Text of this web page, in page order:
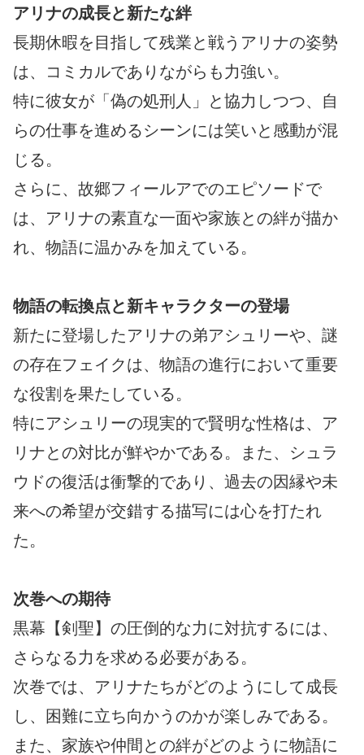
アリナの成長と新たな絆
長期休暇を目指して残業と戦うアリナの姿勢
は、コミカルでありながらも力強い。
特に彼女が「偽の処刑人」と協力しつつ、自
らの仕事を進めるシーンには笑いと感動が混
じる。
さらに、故郷フィールアでのエピソードで
は、アリナの素直な一面や家族との絆が描か
れ、物語に温かみを加えている。
物語の転換点と新キャラクターの登場
新たに登場したアリナの弟アシュリーや、謎
の存在フェイクは、物語の進行において重要
な役割を果たしている。
特にアシュリーの現実的で賢明な性格は、ア
リナとの対比が鮮やかである。また、シュラ
ウドの復活は衝撃的であり、過去の因縁や未
来への希望が交錯する描写には心を打たれ
た。
次巻への期待
黒幕【剣聖】の圧倒的な力に対抗するには、
さらなる力を求める必要がある。
次巻では、アリナたちがどのようにして成長
し、困難に立ち向かうのかが楽しみである。
また、家族や仲間との絆がどのように物語に